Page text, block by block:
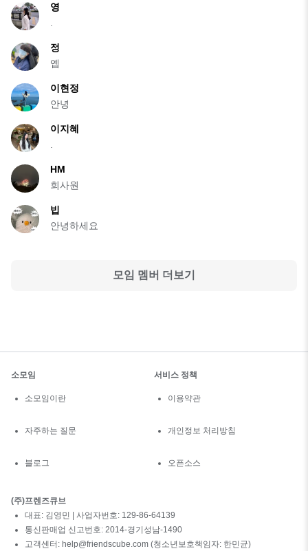
영
정
옙
이현정
안녕
이지혜
HM
회사원
빕
안녕하세요
모임 멤버 더보기
소모임
소모임이란
자주하는 질문
블로그
서비스 정책
이용약관
개인정보 처리방침
오픈소스
(주)프렌즈큐브
대표: 김영민 | 사업자번호: 129-86-64139
통신판매업 신고번호: 2014-경기성남-1490
고객센터: help@friendscube.com (청소년보호책임자: 한민균)